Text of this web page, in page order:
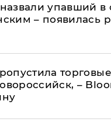
упавший в
– появилась
–